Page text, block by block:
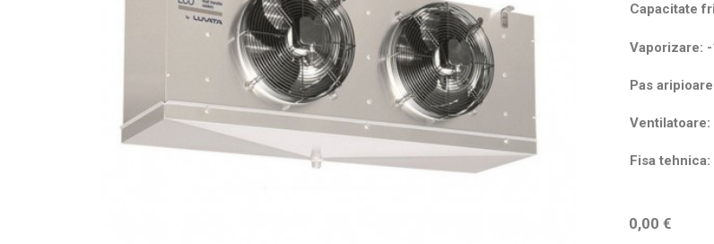
Capacitate
Vaporizare:
Pas
Ventilatoare:
Fisa tehnica:
0,00 €